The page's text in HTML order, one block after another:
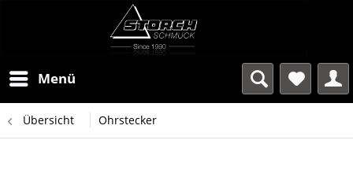
Menü
Übersicht Ohrstecker